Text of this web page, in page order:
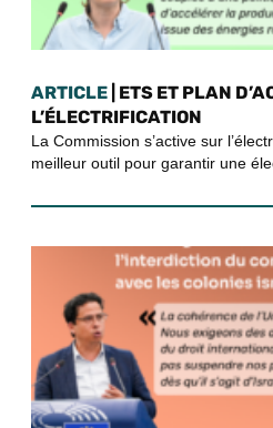
ARTICLE | ETS ET PLAN
L’ÉLECTRIFICATION
La Commission s’active sur
meilleur outil pour garantir une